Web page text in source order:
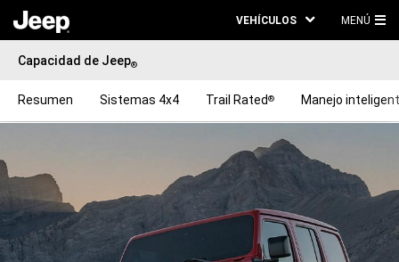
VEHÍCULOS MENÚ
Capacidad de Jeep®
Resumen Sistemas 4x4 Trail Rated® Manejo